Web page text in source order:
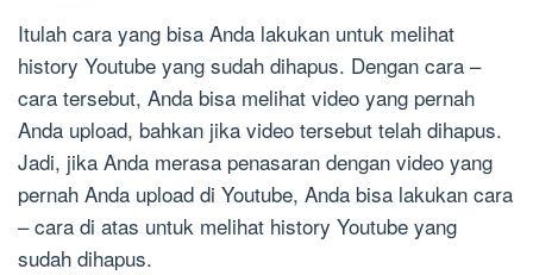
Itulah cara yang bisa Anda lakukan untuk melihat
history Youtube yang sudah dihapus. Dengan cara –
cara tersebut, Anda bisa melihat video yang pernah
Anda upload, bahkan jika video tersebut telah dihapus.
Jadi, jika Anda merasa penasaran dengan video yang
pernah Anda upload di Youtube, Anda bisa lakukan cara
– cara di atas untuk melihat history Youtube yang
sudah dihapus.